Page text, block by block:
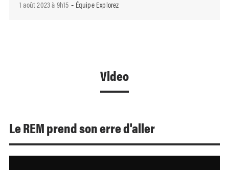
1 août 2023 à 9h15 - Équipe Explorez
Video
Le REM prend son erre d'aller